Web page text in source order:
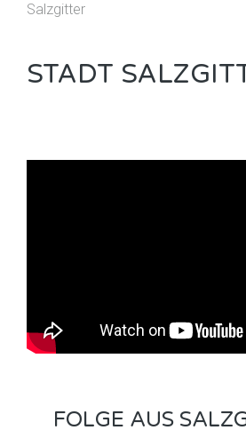
Salzgitter
STADT
FOLGE AUS